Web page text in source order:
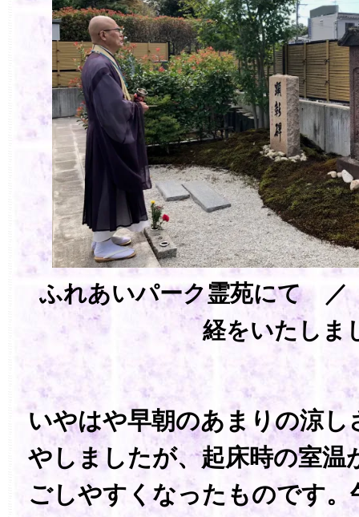
ふれあいパーク霊苑にて ／
経をいたしま
いやはや早朝のあまりの涼し
やしましたが、起床時の室
ごしやすくなったものです。